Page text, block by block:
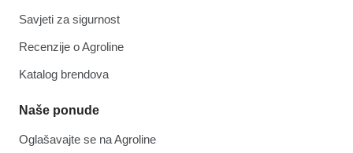
Savjeti za sigurnost
Recenzije o Agroline
Katalog brendova
Naše ponude
Oglašavajte se na Agroline